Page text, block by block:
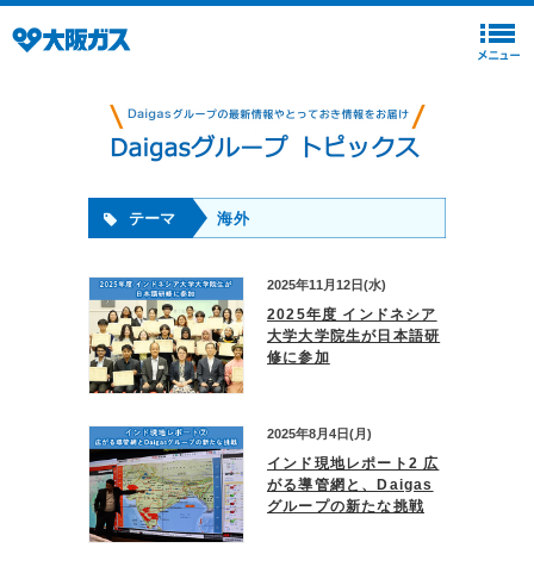
テーマ 海外
2025年11月12日(水)
2025年度 インドネシア
大学大学院生が日本語研
修に参加
2025年8月4日(月)
インド現地レポート2 広
がる導管網と、Daigas
グループの新たな挑戦